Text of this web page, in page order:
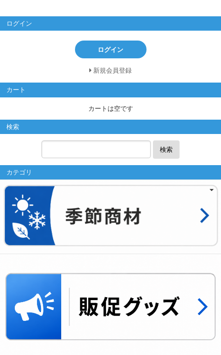
ログイン
ログイン
新規会員登録
カート
カートは空です
検索
検索
カテゴリ